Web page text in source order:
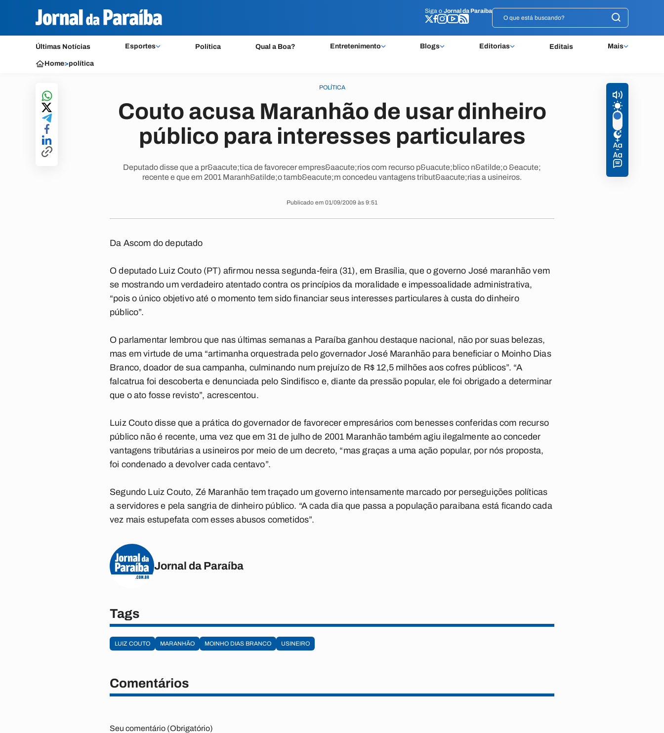
Siga o Jornal da Paraíba
Últimas Notícias Esportes Política Qual a Boa? Entretenimento Blogs Editorias Editais Mais
Siga o Jornal da Paraíba
Home>política
POLÍTICA
Couto acusa Maranhão de usar dinheiro
público para interesses particulares
Deputado disse que a pr&aacute;tica de favorecer empres&aacute;rios com recurso p&uacute;blico n&atilde;o &eacute;
recente e que em 2001 Maranh&atilde;o tamb&eacute;m concedeu vantagens tribut&aacute;rias a usineiros.
Publicado em 01/09/2009 às 9:51
Da Ascom do deputado
O deputado Luiz Couto (PT) afirmou nessa segunda-feira (31), em Brasília, que o governo José maranhão vem
se mostrando um verdadeiro atentado contra os princípios da moralidade e impessoalidade administrativa,
“pois o único objetivo até o momento tem sido financiar seus interesses particulares à custa do dinheiro
público”.
O parlamentar lembrou que nas últimas semanas a Paraíba ganhou destaque nacional, não por suas belezas,
mas em virtude de uma “artimanha orquestrada pelo governador José Maranhão para beneficiar o Moinho Dias
Branco, doador de sua campanha, culminando num prejuízo de R$ 12,5 milhões aos cofres públicos”. “A
falcatrua foi descoberta e denunciada pelo Sindifisco e, diante da pressão popular, ele foi obrigado a determinar
que o ato fosse revisto”, acrescentou.
Luiz Couto disse que a prática do governador de favorecer empresários com benesses conferidas com recurso
público não é recente, uma vez que em 31 de julho de 2001 Maranhão também agiu ilegalmente ao conceder
vantagens tributárias a usineiros por meio de um decreto, “mas graças a uma ação popular, por nós proposta,
foi condenado a devolver cada centavo”.
Segundo Luiz Couto, Zé Maranhão tem traçado um governo intensamente marcado por perseguições políticas
a servidores e pela sangria de dinheiro público. “A cada dia que passa a população paraibana está ficando cada
vez mais estupefata com esses abusos cometidos”.
Jornal da Paraíba
Tags
LUIZ COUTO MARANHÃO MOINHO DIAS BRANCO USINEIRO
Comentários
Seu comentário (Obrigatório)